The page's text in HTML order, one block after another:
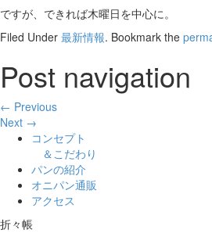
ですが、できれば木曜日を中心に。
Filed Under 最新情報. Bookmark the
Post navigation
← Previous
Next →
コンセプト
＆こだわり
パンの紹介
オニパン通販
アクセス
折々帳